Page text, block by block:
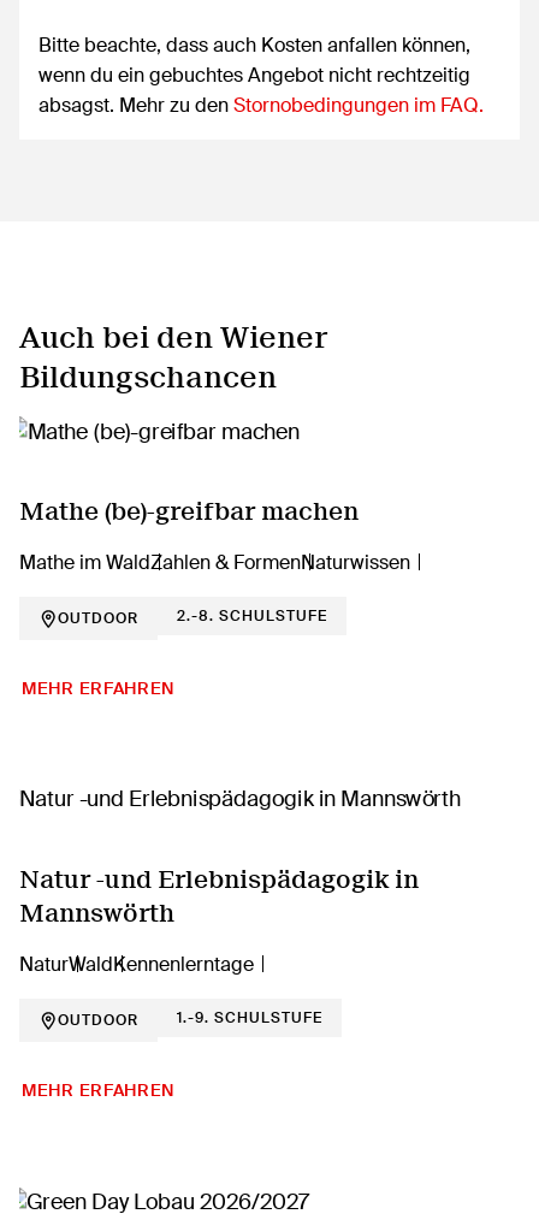
Bitte beachte, dass auch Kosten anfallen können,
wenn du ein gebuchtes Angebot nicht rechtzeitig
absagst. Mehr zu denStornobedingungen im FAQ.
Auch bei den Wiener
Bildungschancen
Mathe (be)-greifbar machen
Mathe im WaldZahlen & FormenNaturwissen
OUTDOOR 2.-8. SCHULSTUFE
MEHR ERFAHREN
Natur -und Erlebnispädagogik in
Mannswörth
NaturWaldKennenlerntage
OUTDOOR 1.-9. SCHULSTUFE
MEHR ERFAHREN